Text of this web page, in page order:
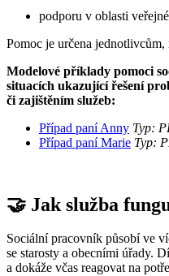
podporu v oblasti
Pomoc je určena
Modelové příklady pomoci
situacích ukazující řešení
či zajištěním služeb:
Případ paní Anny Typ:
Případ paní Marie Typ:
🤝 Jak služba
Sociální pracovník působí ve
se starosty a obecními úřady.
a dokáže včas reagovat na